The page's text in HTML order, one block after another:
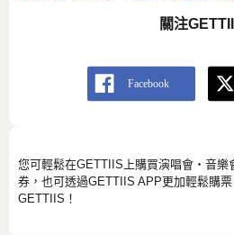
關注
您可輕鬆在GETTIIS上購買演唱會・音樂
券，也可透過GETTIIS APP更加輕鬆購
GETTIIS！